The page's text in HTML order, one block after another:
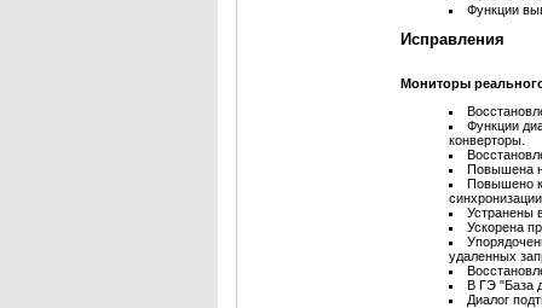
Функции
Исправления
Мониторы
Функции
конверторы.
Повышена
Повышено
Устранены
Ускорена
удаленных
В ГЭ "База
Диалог